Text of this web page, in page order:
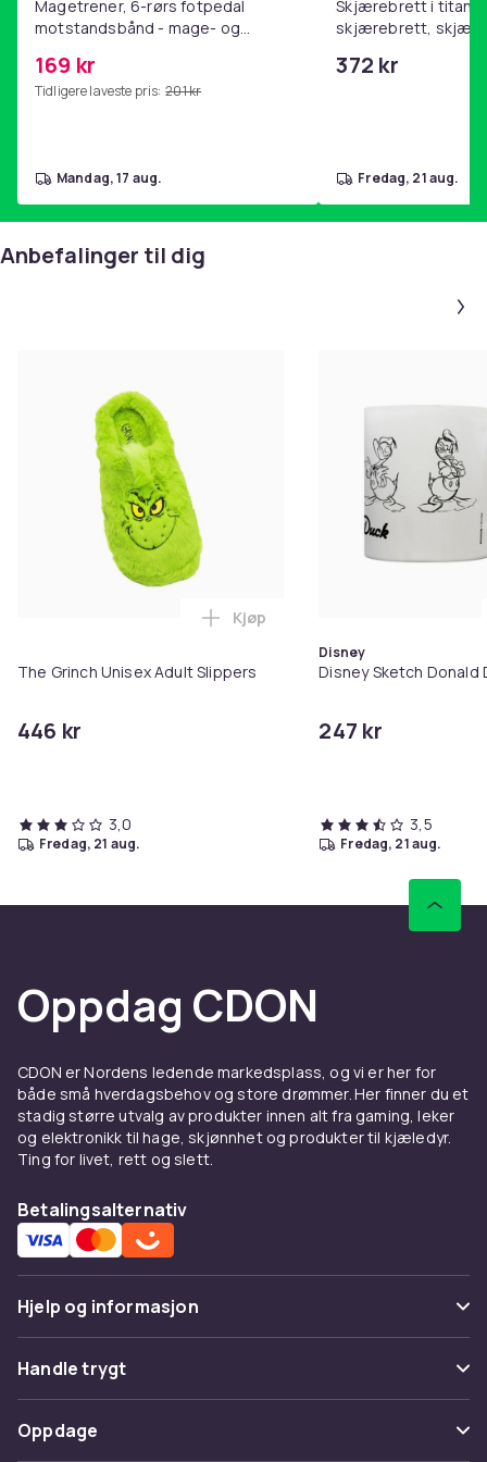
Magetrener, 6-rørs fotpedal
motstandsbånd - mage- og
hjemmegymnastikk Pink
169 kr
Tidligere laveste pris: 201 kr
mandag, 17 aug.
Skjærebrett i titan,
skjærebrett,
372 kr
fredag, 21 aug.
Anbefalinger til dig
The Grinch Unisex Adult Slippers
446 kr
Legg The Grinch Unisex Adult
Kjøp
3,0
fredag, 21 aug.
Disney
Disney Sketch Donald
247 kr
3,5
fredag, 21 aug.
Oppdag CDON
CDON er Nordens ledende markedsplass, og vi er her for
både små hverdagsbehov og store drømmer. Her finner du et
stadig større utvalg av produkter innen alt fra gaming, leker
og elektronikk til hage, skjønnhet og produkter til kjæledyr.
Ting for livet, rett og slett.
Betalingsalternativ
Hjelp og informasjon
Vanlige spørsmål
Spor pakke
Angre & returner her
Handle trygt
Betaling
Oppdage